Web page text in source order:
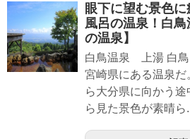
眼下に望む景色
風呂の温泉！白
の温泉】
白鳥温泉 上湯 白鳥
宮崎県にある温泉
ら大分県に向かう
ら見た景色が素晴ら